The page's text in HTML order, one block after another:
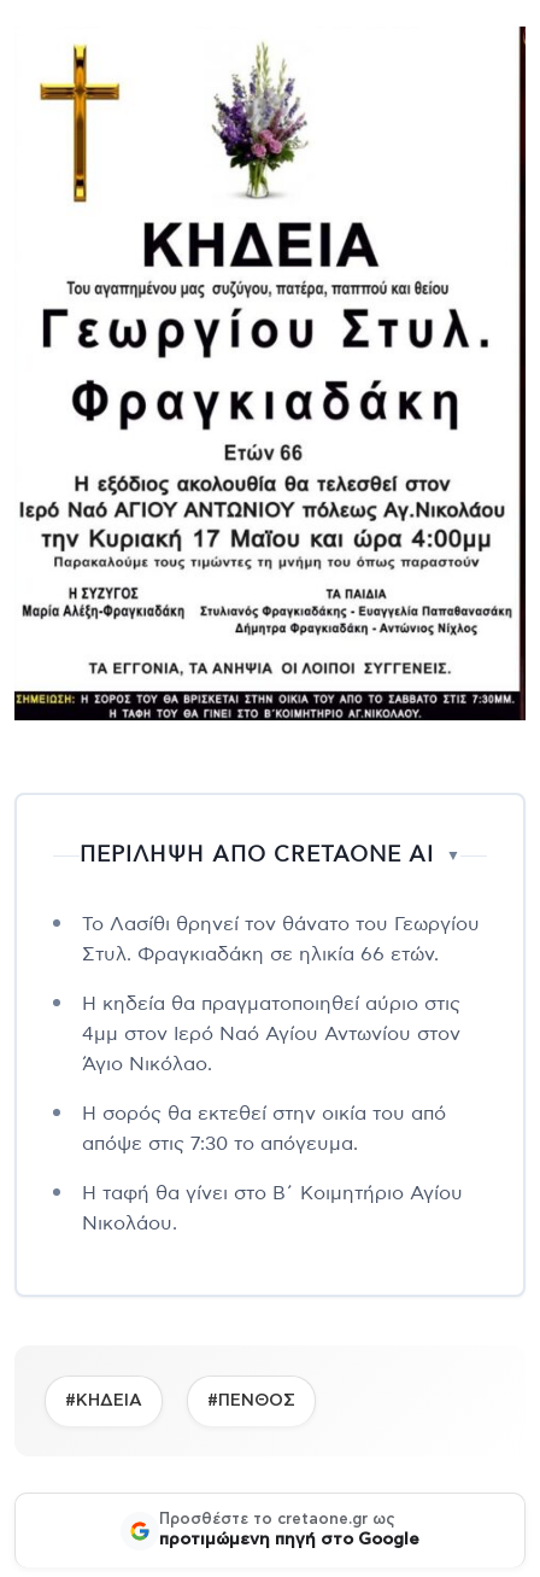
ΠΕΡΙΛΗΨΗ ΑΠΟ CRETAONE AI ▼
Το Λασίθι θρηνεί τον θάνατο του Γεωργίου
Στυλ. Φραγκιαδάκη σε ηλικία 66 ετών.
Η κηδεία θα πραγματοποιηθεί αύριο στις
4μμ στον Ιερό Ναό Αγίου Αντωνίου στον
Άγιο Νικόλαο.
Η σορός θα εκτεθεί στην οικία του από
απόψε στις 7:30 το απόγευμα.
Η ταφή θα γίνει στο Β΄ Κοιμητήριο Αγίου
Νικολάου.
#ΚΗΔΕΙΑ #ΠΕΝΘΟΣ
Προσθέστε το cretaone.gr ως
προτιμώμενη πηγή στο Google